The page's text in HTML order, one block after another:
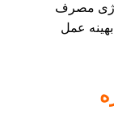
مصرف
عمل